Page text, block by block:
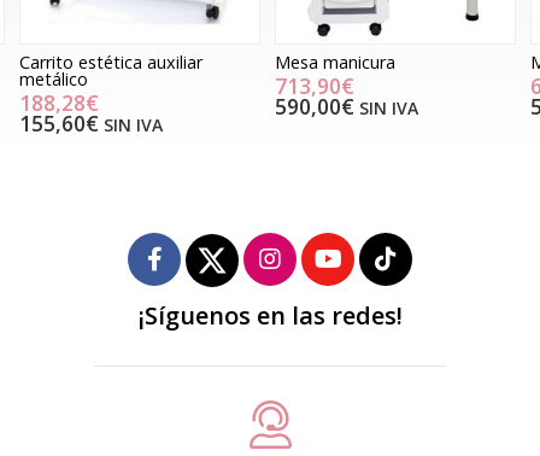
Carrito estética auxiliar
metálico
188,28€
155,60€ SIN IVA
Mesa manicura
713,90€
590,00€ SIN IVA
¡Síguenos en las redes!